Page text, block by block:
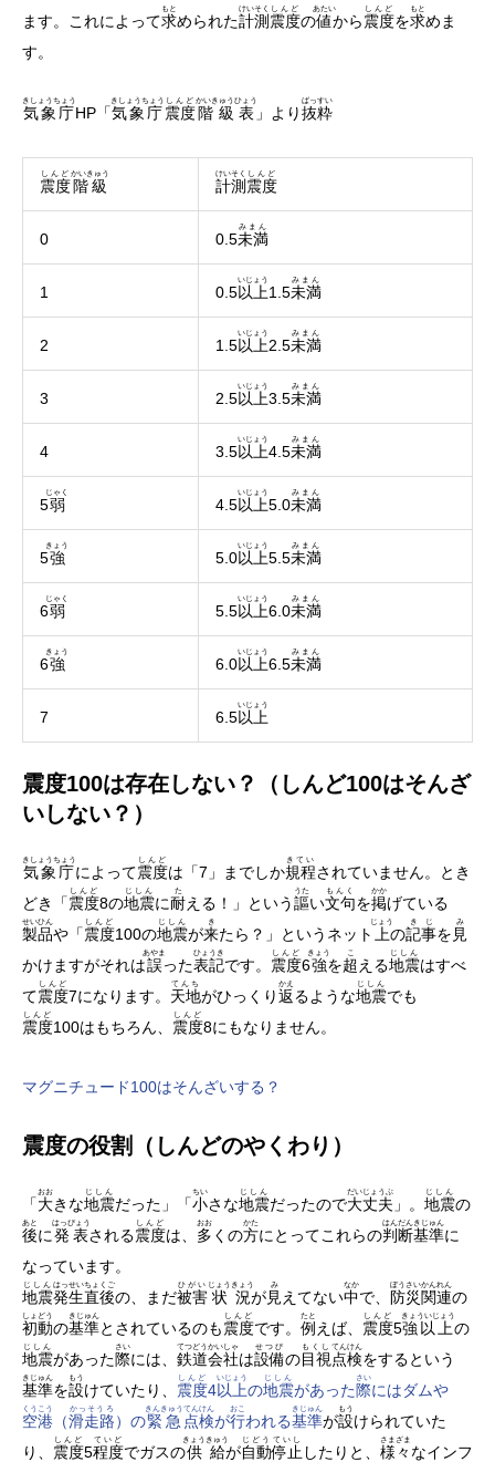
ます。これによって求
もと
められた計測
けいそく
震度
しんど
の値
あたい
から震度
しんど
を求
もと
めま
す。
気象庁
きしょうちょう
HP「気象庁
きしょうちょう
震度
しんど
階級表
かいきゅうひょう
」より抜粋
ばっすい
震度
しんど
階級
かいきゅう
計測
けいそく
震度
しんど
0 0.5未満
みまん
1 0.5以上
いじょう
1.5未満
みまん
2 1.5以上
いじょう
2.5未満
みまん
3 2.5以上
いじょう
3.5未満
みまん
4 3.5以上
いじょう
4.5未満
みまん
5弱
じゃく
4.5以上
いじょう
5.0未満
みまん
5強
きょう
5.0以上
いじょう
5.5未満
みまん
6弱
じゃく
5.5以上
いじょう
6.0未満
みまん
6強
きょう
6.0以上
いじょう
6.5未満
みまん
7 6.5以上
いじょう
震度100は存在しない？（しんど100はそんざ
いしない？）
気象庁
きしょうちょう
によって震度
しんど
は「7」までしか規程
きてい
されていません。とき
どき「震度
しんど
8の地震
じしん
に耐
た
える！」という謳
うた
い文句
もんく
を掲
かか
げている
製品
せいひん
や「震度
しんど
100の地震
じしん
が来
き
たら？」というネット 上
じょう
の記事
きじ
を 見
み
かけますがそれは誤
あやま
った表記
ひょうき
です。 震度
しんど
6強
きょう
を超
こ
える地震
じしん
はすべ
て震度
しんど
7になります。 天地
てんち
がひっくり返
かえ
るような地震
じしん
でも
震度
しんど
100はもちろん、 震度
しんど
8にもなりません。
マグニチュード100はそんざいする？
震度の役割（しんどのやくわり）
「大
おお
きな地震
じしん
だった」「小
ちい
さな地震
じしん
だったので大丈夫
だいじょうぶ
」。 地震
じしん
の
後
あと
に発表
はっぴょう
される震度
しんど
は、 多
おお
くの方
かた
にとってこれらの判断
はんだん
基準
きじゅん
に
なっています。
地震
じしん
発生
はっせい
直後
ちょくご
の、まだ被害
ひがい
状況
じょうきょう
が見
み
えてない中
なか
で、 防災
ぼうさい
関連
かんれん
の
初動
しょどう
の基準
きじゅん
とされているのも震度
しんど
です。 例
たと
えば、 震度
しんど
5強以上
きょういじょう
の
地震
じしん
があった際
さい
には、 鉄道
てつどう
会社
かいしゃ
は設備
せつび
の目視
もくし
点検
てんけん
をするという
基準
きじゅん
を設
もう
けていたり、 震度
しんど
4以上
いじょう
の地震
じしん
があった際
さい
にはダムや
空港
くうこう
（滑走路
かっそうろ
）の緊急
きんきゅう
点検
てんけん
が行
おこ
われる基準
きじゅん
が設
もう
けられていた
り、 震度
しんど
5程度
ていど
でガスの供給
きょうきゅう
が自動
じどう
停止
ていし
したりと、 様々
さまざま
なインフ